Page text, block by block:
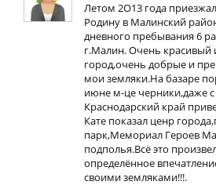
Летом 2О13 года
Родину в Малинский
дневного пребывания 6
г.Малин. Очень
город,очень добрые и
мои земляки.На базаре
июне м-це черники,даже
Краснодарский край
Кате показал ценр
парк,Мемориал Героев
подполья.Всё это
определённое
своими земляками!!!.